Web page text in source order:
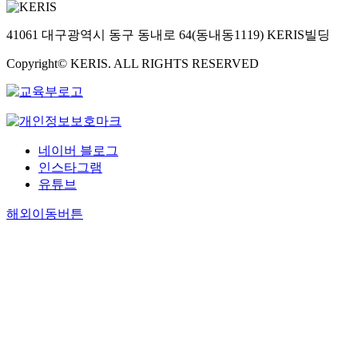
41061 대구광역시 동구 동내로 64(동내동1119) KERIS빌딩
Copyright© KERIS. ALL RIGHTS RESERVED
네이버 블로그
인스타그램
유튜브
해외이동버튼